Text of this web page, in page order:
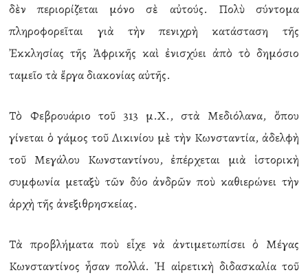
δὲν περιορίζεται μόνο σὲ αὐτούς. Πολὺ σύντομα
πληροφορεῖται γιὰ τὴν πενιχρὴ κατάσταση τῆς
Ἐκκλησίας τῆς Ἀφρικῆς καὶ ἐνισχύει ἀπὸ τὸ δημόσιο
ταμεῖο τὰ ἔργα διακονίας αὐτῆς.
Τὸ Φεβρουάριο τοῦ 313 μ.Χ., στὰ Μεδιόλανα, ὅπου
γίνεται ὁ γάμος τοῦ Λικινίου μὲ τὴν Κωνσταντία, ἀδελφὴ
τοῦ Μεγάλου Κωνσταντίνου, ἐπέρχεται μιὰ ἱστορικὴ
συμφωνία μεταξὺ τῶν δύο ἀνδρῶν ποὺ καθιερώνει τὴν
ἀρχὴ τῆς ἀνεξιθρησκείας.
Τὰ προβλήματα ποὺ εἶχε νὰ ἀντιμετωπίσει ὁ Μέγας
Κωνσταντίνος ἦσαν πολλά. Ἡ αἱρετικὴ διδασκαλία τοῦ